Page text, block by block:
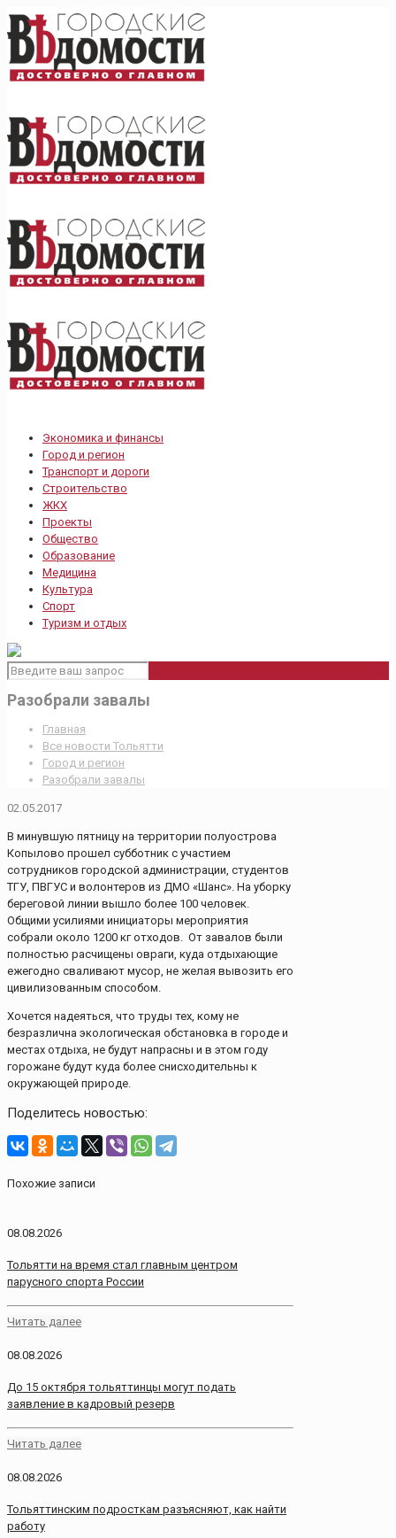
Экономика и финансы
Город и регион
Транспорт и дороги
Строительство
ЖКХ
Проекты
Общество
Образование
Медицина
Культура
Спорт
Туризм и отдых
Разобрали завалы
Главная
Все новости Тольятти
Город и регион
Разобрали завалы
02.05.2017
В минувшую пятницу на территории полуострова
Копылово прошел субботник с участием
сотрудников городской администрации, студентов
ТГУ, ПВГУС и волонтеров из ДМО «Шанс». На уборку
береговой линии вышло более 100 человек.
Общими усилиями инициаторы мероприятия
собрали около 1200 кг отходов. От завалов были
полностью расчищены овраги, куда отдыхающие
ежегодно сваливают мусор, не желая вывозить его
цивилизованным способом.
Хочется надеяться, что труды тех, кому не
безразлична экологическая обстановка в городе и
местах отдыха, не будут напрасны и в этом году
горожане будут куда более снисходительны к
окружающей природе.
Поделитесь новостью:
Похожие записи
08.08.2026
Тольятти на время стал главным центром
парусного спорта России
Читать далее
08.08.2026
До 15 октября тольяттинцы могут подать
заявление в кадровый резерв
Читать далее
08.08.2026
Тольяттинским подросткам разъясняют, как найти
работу